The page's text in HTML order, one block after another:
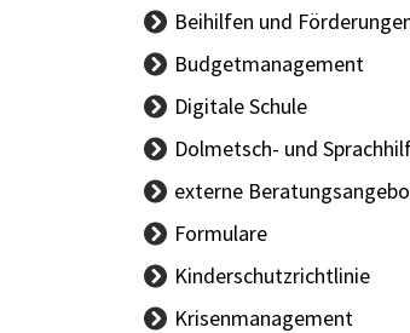
Beihilfen und
Budgetmanagement
BBG-
Handbuch Budget
Digitale Schule
Dolmetsch- und
externe
Formulare
Kinderschutzrichtlinie
Krisenmanagement